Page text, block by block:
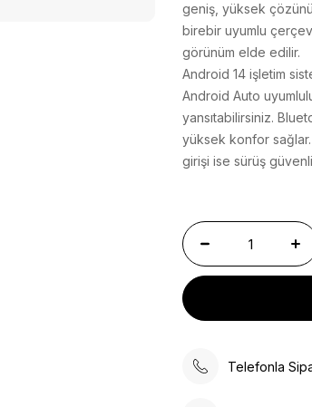
geniş, yüksek
birebir uyumlu
görünüm elde edilir.
Android 14 işletim
Android Auto
yansıtabilirsiniz.
yüksek konfor
girişi ise sürüş
Telefonla